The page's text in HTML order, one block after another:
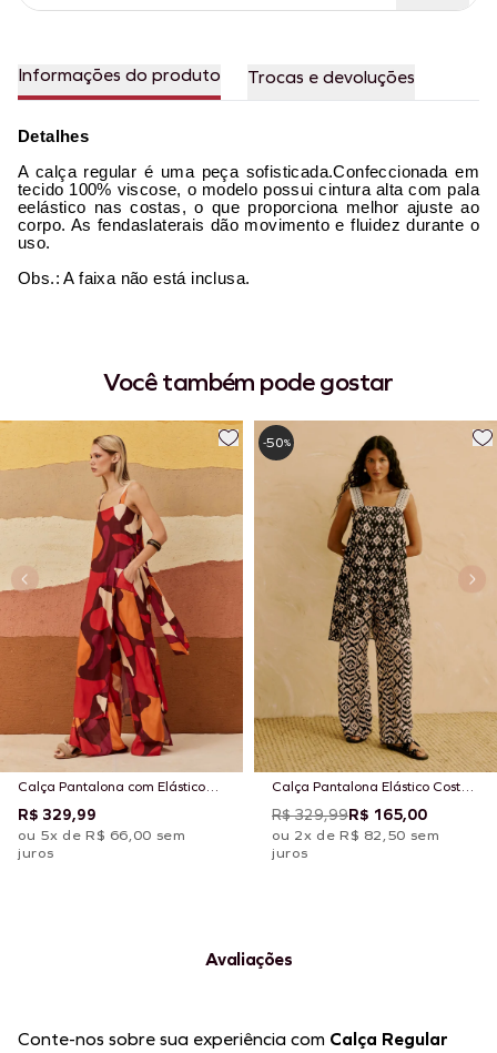
Informações do produto Trocas e devoluções
Detalhes
A calça regular é uma peça sofisticada.Confeccionada em
tecido 100% viscose, o modelo possui cintura alta com pala
eelástico nas costas, o que proporciona melhor ajuste ao
corpo. As fendaslaterais dão movimento e fluidez durante o
uso.
Obs.: A faixa não está inclusa.
Você também pode gostar
Calça Pantalona com Elástico
Costas Estampada Ushuaia
R$ 329,99
ou 5x de R$ 66,00 sem
juros
Calça Pantalona Elástico Costas
Estampada Puno
R$ 329,99R$ 165,00
ou 2x de R$ 82,50 sem
juros
-50%
Avaliações
Conte-nos sobre sua experiência com Calça Regular